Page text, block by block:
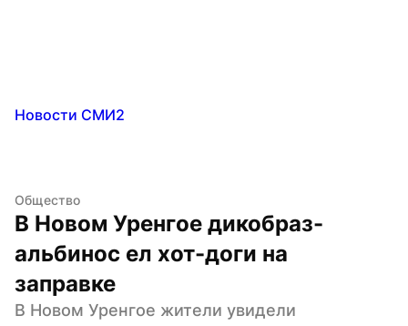
Новости СМИ2
Общество
В Новом Уренгое дикобраз-
альбинос ел хот-доги на
заправке
В Новом Уренгое жители увидели